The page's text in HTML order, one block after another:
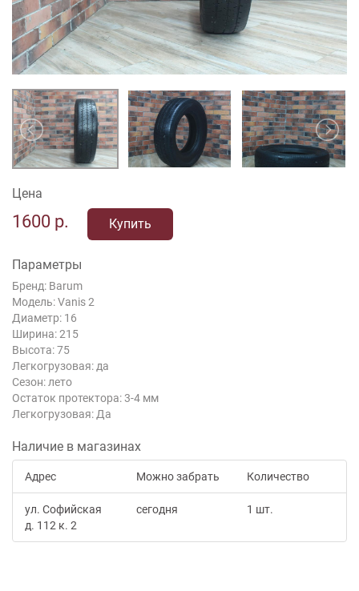
Цена
1600 р. Купить
Параметры
Бренд: Barum
Модель: Vanis 2
Диаметр: 16
Ширина: 215
Высота: 75
Легкогрузовая: да
Сезон: лето
Остаток протектора: 3-4 мм
Легкогрузовая: Да
Наличие в магазинах
Адрес Можно забрать Количество
ул. Софийская
д. 112 к. 2
сегодня 1 шт.